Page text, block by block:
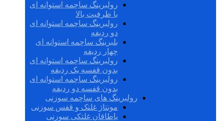
رولبرینگ ساچمه استوانه ای
با ظرفیت بالا
رولبرینگ ساچمه استوانه ای
دو ردیفه
بلبرینگ ساچمه استوانه ای
چهار ردیفه
رولبرینگ ساچمه استوانه ای
بدون قفسه یک ردیفه
رولبرینگ ساچمه استوانه ای
بدون قفسه دو ردیفه
رولبرینگ های ساچمه سوزنی
مونتاژ غلتک و قفس سوزنی
یاطاقان غلتکی سوزنی